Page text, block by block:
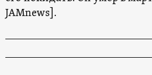
JAMnews].